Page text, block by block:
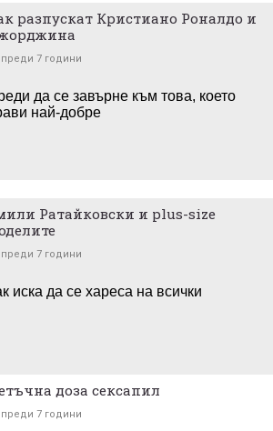
разпускат Кристиано Роналдо и
преди 7 години
да се завърне към това, което
най-добре
Ратайковски и plus-size
преди 7 години
иска да се хареса на всички
доза сексапил
преди 7 години
отстраняването на
разминал с трансфер